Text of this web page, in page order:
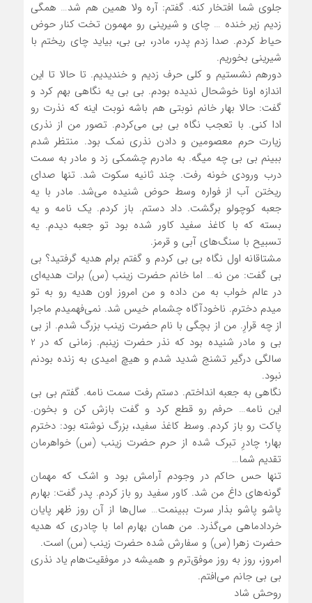
جلوی شما افتخار کنه. گفتم: آره ولا همین هم شد… همگی
زدیم زیر خنده … چای و شیرینی رو مهمون تخت کنار حوض
حیاط کردم. صدا زدم پدر، مادر، بی بی، بیاید چای ریختم با
شیرینی بخوریم.
دورهم نشستیم و کلی حرف زدیم و خندیدیم. تا حالا تا این
اندازه اونا خوشحال ندیده بودم. بی بی یه نگاهی بهم کرد و
گفت: حالا بهار خانم نوبتی هم باشه نوبت اینه که نذرت رو
ادا کنی. با تعجب نگاه بی بی می‌کردم. تصور من از نذری
زیارت حرم معصومین و دادن نذری نمک بود. منتظر شدم
ببینم بی بی چه میگه. به مادرم چشمکی زد و مادر به سمت
درب ورودی خونه رفت. چند ثانیه سکوت شد. تنها صدای
ریختن آب از فواره وسط حوض شنیده می‌شد. مادر با یه
جعبه کوچولو برگشت. داد دستم. باز کردم. یک نامه و یه
بسته که با کاغذ سفید کاور شده بود تو جعبه دیدم. یه
تسبیح با سنگ‌های آبی و قرمز.
مشتاقانه اول نگاه بی بی کردم و گفتم برام هدیه گرفتید؟ بی
بی گفت: من نه… اما خانم حضرت زینب (س) برات هدیه‌ای
در عالم خواب به من داده و من امروز اون هدیه رو به تو
میدم دخترم. ناخودآگاه چشمام خیس شد. نمی‌فهمیدم ماجرا
از چه قرارِ. من از بچگی با نام حضرت زینب بزرگ شدم. از بی
بی و مادر شنیده بود که نذر حضرت زینبم. زمانی که در 2
سالگی درگیر تشنج شدید شدم و هیچ امیدی به زنده بودنم
نبود.
نگاهی به جعبه انداختم. دستم رفت سمت نامه. گفتم بی بی
این نامه… حرفم رو قطع کرد و گفت بازش کن و بخون.
پاکت رو باز کردم. وسط کاغذ سفید، بزرگ نوشته بود: دخترم
بهار؛ چادرِ تبرک شده از حرم حضرت زینب (س) خواهرمان
تقدیم شما…
تنها حس حاکم در وجودم آرامش بود و اشک که مهمان
گونه‌های داغ من شد. کاور سفید رو باز کردم. پدر گفت: بهارم
پاشو پاشو بذار سرت ببینمت… سال‌ها از آن روز ظهر پایان
خردادماهی می‌گذرد. من همان بهارم اما با چادری که هدیه
حضرت زهرا (س) و سفارش شده حضرت زینب (س) است.
امروز، روز به روز موفق‌ترم و همیشه در موفقیت‌هام یاد نذری
بی بی جانم می‌افتم.
روحش شاد